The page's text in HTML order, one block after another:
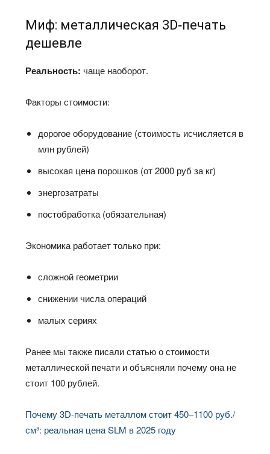
Миф: металлическая 3D‑печать
дешевле
Реальность: чаще наоборот.
Факторы стоимости:
дорогое оборудование (стоимость исчисляется в
млн рублей)
высокая цена порошков (от 2000 руб за кг)
энергозатраты
постобработка (обязательная)
Экономика работает только при:
сложной геометрии
снижении числа операций
малых сериях
Ранее мы также писали статью о стоимости
металлической печати и объясняли почему она не
стоит 100 рублей.
Почему 3D-печать металлом стоит 450–1100 руб./
см³: реальная цена SLM в 2025 году